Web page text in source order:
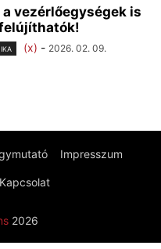
vezérlőegységek is
(x) - 2026. 02. 09.
Impresszum
Kapcsolat
2026